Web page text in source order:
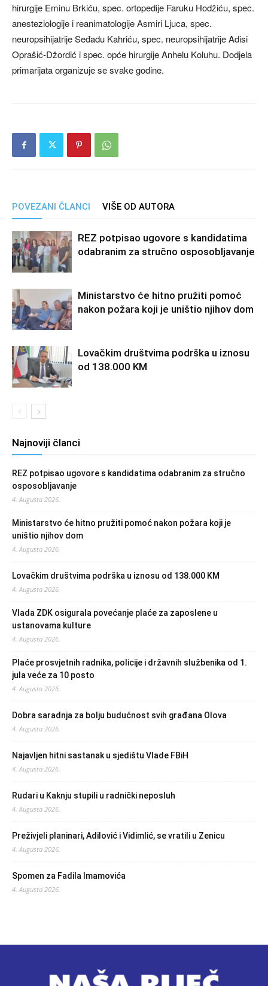
hirurgije Eminu Brkiću, spec. ortopedije Faruku Hodžiću, spec.
anesteziologije i reanimatologije Asmiri Ljuca, spec.
neuropsihijatrije Seđadu Kahriću, spec. neuropsihijatrije Adisi
Oprašić-Džordić i spec. opće hirurgije Anhelu Koluhu. Dodjela
primarijata organizuje se svake godine.
POVEZANI ČLANCI VIŠE OD AUTORA
REZ potpisao ugovore s kandidatima
odabranim za stručno osposobljavanje
Ministarstvo će hitno pružiti pomoć
nakon požara koji je uništio njihov dom
Lovačkim društvima podrška u iznosu
od 138.000 KM
Najnoviji članci
REZ potpisao ugovore s kandidatima odabranim za stručno
osposobljavanje
4. Augusta 2026.
Ministarstvo će hitno pružiti pomoć nakon požara koji je
uništio njihov dom
4. Augusta 2026.
Lovačkim društvima podrška u iznosu od 138.000 KM
4. Augusta 2026.
Vlada ZDK osigurala povećanje plaće za zaposlene u
ustanovama kulture
4. Augusta 2026.
Plaće prosvjetnih radnika, policije i državnih službenika od 1.
jula veće za 10 posto
4. Augusta 2026.
Dobra saradnja za bolju budućnost svih građana Olova
4. Augusta 2026.
Najavljen hitni sastanak u sjedištu Vlade FBiH
4. Augusta 2026.
Rudari u Kaknju stupili u radnički neposluh
4. Augusta 2026.
Preživjeli planinari, Adilović i Vidimlić, se vratili u Zenicu
4. Augusta 2026.
Spomen za Fadila Imamovića
4. Augusta 2026.